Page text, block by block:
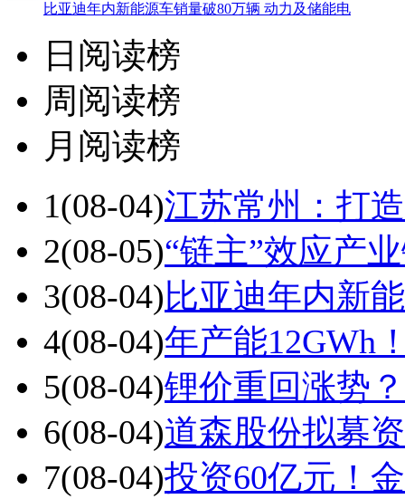
比亚迪年内新能源车销量破80万辆 动力及储能电
日阅读榜
周阅读榜
月阅读榜
1(08-04)江苏常州：打
2(08-05)“链主”效应产
3(08-04)比亚迪年内新
4(08-04)年产能12GWh
5(08-04)锂价重回涨势
6(08-04)道森股份拟募
7(08-04)投资60亿元！